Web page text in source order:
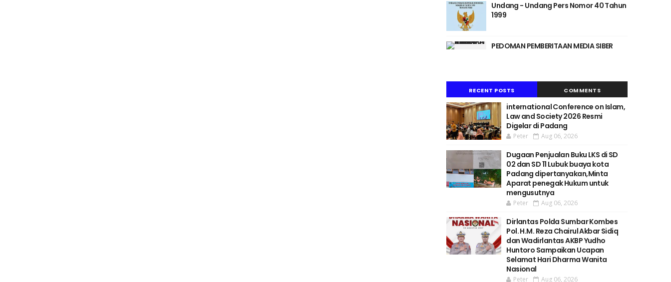
Undang - Undang Pers Nomor 40 Tahun
1999
PEDOMAN PEMBERITAAN MEDIA SIBER
RECENT POSTS COMMENTS
international Conference on Islam,
Law and Society 2026 Resmi
Digelar di Padang
Peter Aug 06, 2026
Dugaan Penjualan Buku LKS di SD
02 dan SD 11 Lubuk buaya kota
Padang dipertanyakan,Minta
Aparat penegak Hukum untuk
mengusutnya
Peter Aug 06, 2026
Dirlantas Polda Sumbar Kombes
Pol. H.M. Reza Chairul Akbar Sidiq
dan Wadirlantas AKBP Yudho
Huntoro Sampaikan Ucapan
Selamat Hari Dharma Wanita
Nasional
Peter Aug 06, 2026